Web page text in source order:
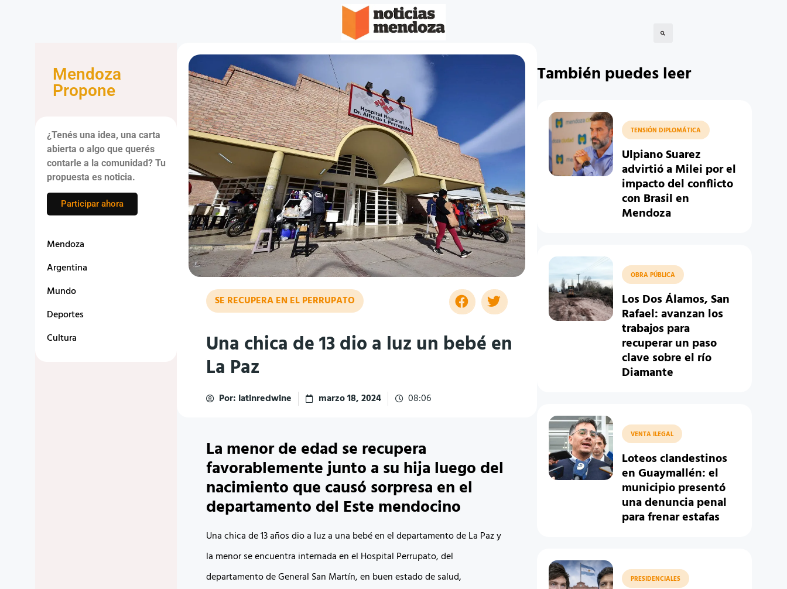
Mendoza
Propone
¿Tenés una idea, una carta
abierta o algo que querés
contarle a la comunidad? Tu
propuesta es noticia.
Participar ahora
Mendoza
Argentina
Mundo
Deportes
Cultura
SE RECUPERA EN EL PERRUPATO
Una chica de 13 dio a luz un bebé en
La Paz
Por: latinredwine marzo 18, 2024 08:06
La menor de edad se recupera
favorablemente junto a su hija luego del
nacimiento que causó sorpresa en el
departamento del Este mendocino
Una chica de 13 años dio a luz a una bebé en el departamento de La Paz y
la menor se encuentra internada en el Hospital Perrupato, del
departamento de General San Martín, en buen estado de salud,
También puedes leer
TENSIÓN DIPLOMÁTICA
Ulpiano Suarez
advirtió a Milei por el
impacto del conflicto
con Brasil en
Mendoza
OBRA PÚBLICA
Los Dos Álamos, San
Rafael: avanzan los
trabajos para
recuperar un paso
clave sobre el río
Diamante
VENTA ILEGAL
Loteos clandestinos
en Guaymallén: el
municipio presentó
una denuncia penal
para frenar estafas
PRESIDENCIALES